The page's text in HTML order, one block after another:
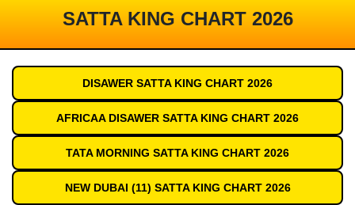
SATTA KING CHART 2026
DISAWER SATTA KING CHART 2026
AFRICAA DISAWER SATTA KING CHART 2026
TATA MORNING SATTA KING CHART 2026
NEW DUBAI (11) SATTA KING CHART 2026